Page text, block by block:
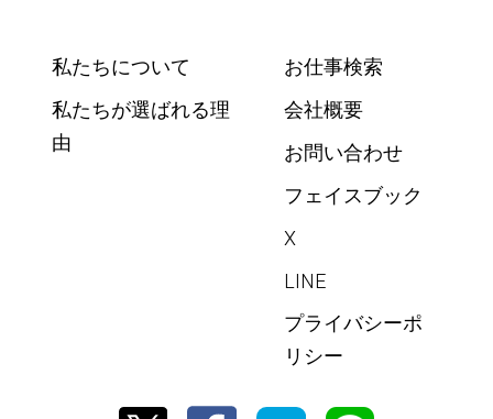
私たちについて
私たちが選ばれる理
由
お仕事検索
会社概要
お問い合わせ
フェイスブック
X
LINE
プライバシーポ
リシー